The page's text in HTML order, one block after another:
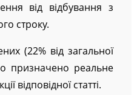
від відбування з
строку.
(22% від загальної
призначено реальне
відповідної статті.